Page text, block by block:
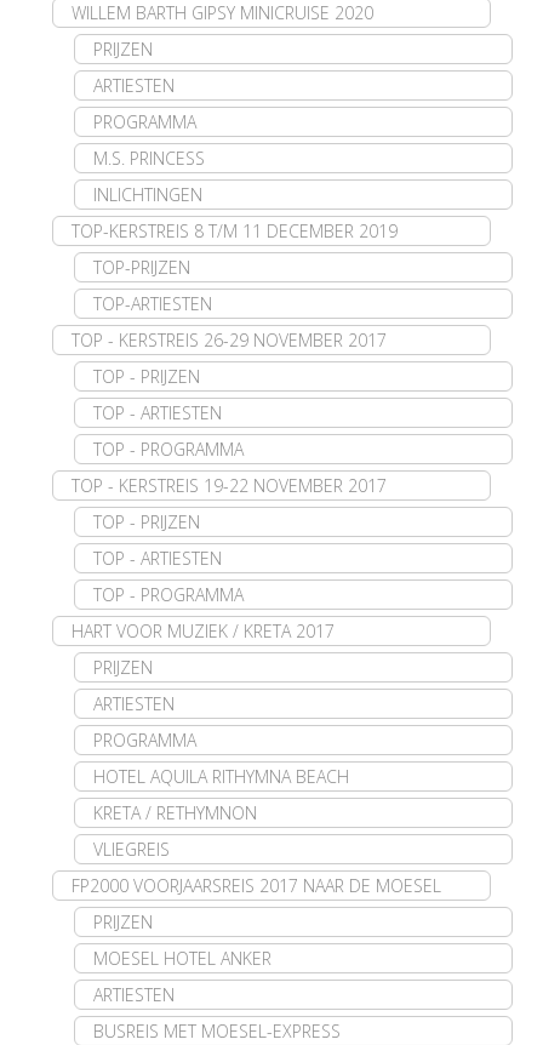
WILLEM BARTH GIPSY MINICRUISE 2020
PRIJZEN
ARTIESTEN
PROGRAMMA
M.S. PRINCESS
INLICHTINGEN
TOP-KERSTREIS 8 T/M 11 DECEMBER 2019
TOP-PRIJZEN
TOP-ARTIESTEN
TOP - KERSTREIS 26-29 NOVEMBER 2017
TOP - PRIJZEN
TOP - ARTIESTEN
TOP - PROGRAMMA
TOP - KERSTREIS 19-22 NOVEMBER 2017
TOP - PRIJZEN
TOP - ARTIESTEN
TOP - PROGRAMMA
HART VOOR MUZIEK / KRETA 2017
PRIJZEN
ARTIESTEN
PROGRAMMA
HOTEL AQUILA RITHYMNA BEACH
KRETA / RETHYMNON
VLIEGREIS
FP2000 VOORJAARSREIS 2017 NAAR DE MOESEL
PRIJZEN
MOESEL HOTEL ANKER
ARTIESTEN
BUSREIS MET MOESEL-EXPRESS